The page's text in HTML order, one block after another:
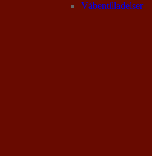
Våbentilladelser